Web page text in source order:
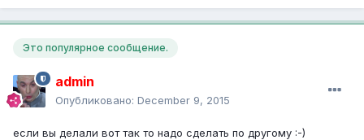
Это популярное сообщение.
admin
Опубликовано: December 9, 2015
если вы делали вот так то надо сделать по другому :-)